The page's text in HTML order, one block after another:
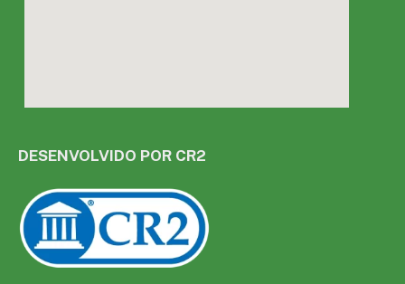
DESENVOLVIDO POR CR2